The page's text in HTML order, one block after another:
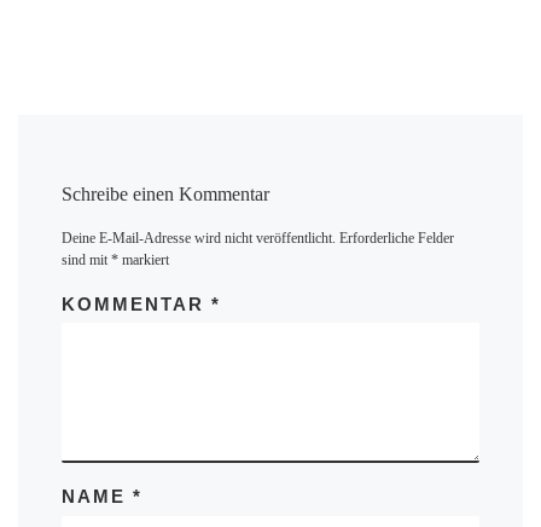
Schreibe einen Kommentar
Deine E-Mail-Adresse wird nicht veröffentlicht. Erforderliche Felder
sind mit* markiert
KOMMENTAR*
NAME*